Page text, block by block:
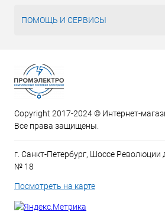
ПОМОЩЬ И СЕРВИСЫ
Copyright 2017-2024 © Интернет-
Все права защищены.
г. Санкт-Петербург, Шоссе Революции
№ 18
Посмотреть на карте